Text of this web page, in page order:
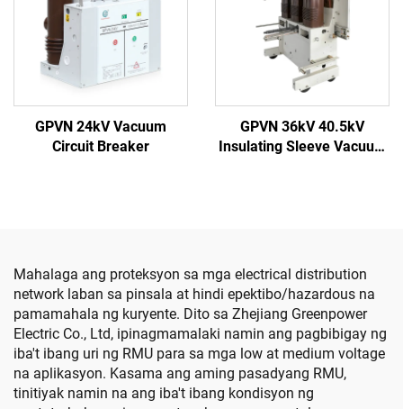
GPVN 24kV Vacuum
Circuit Breaker
GPVN 36kV 40.5kV
Insulating Sleeve Vacuum
Mahalaga ang proteksyon sa mga electrical distribution
network laban sa pinsala at hindi epektibo/hazardous na
pamamahala ng kuryente. Dito sa Zhejiang Greenpower
Electric Co., Ltd, ipinagmamalaki namin ang pagbibigay ng
iba't ibang uri ng RMU para sa mga low at medium voltage
na aplikasyon. Kasama ang aming pasadyang RMU,
tinitiyak namin na ang iba't ibang kondisyon ng